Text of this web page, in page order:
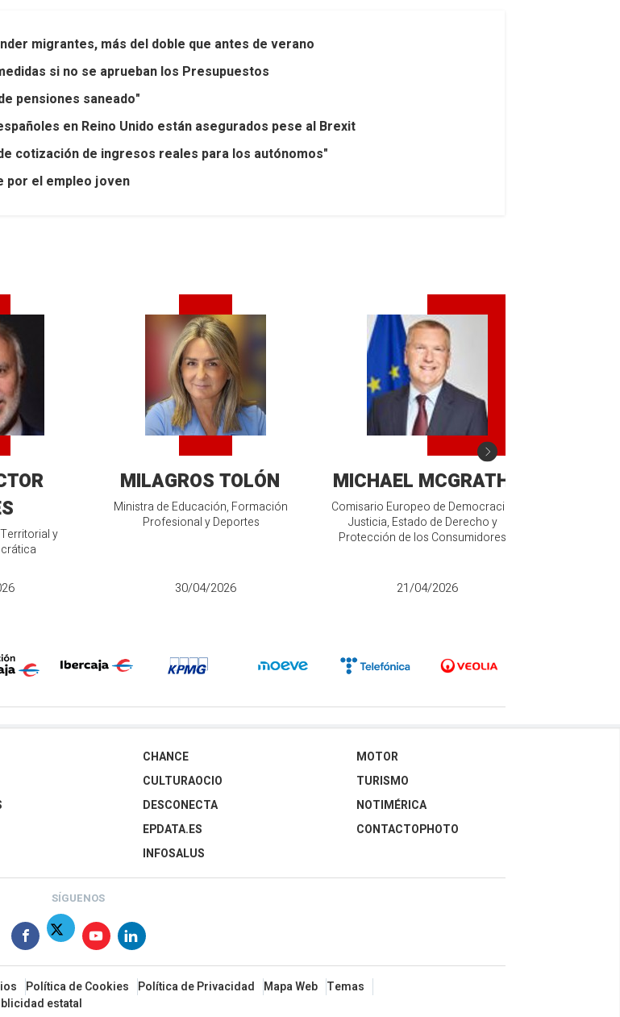
migrantes, más del doble que antes de verano
si no se aprueban los Presupuestos
pensiones saneado"
en Reino Unido están asegurados pese al Brexit
cotización de ingresos reales para los autónomos"
por el empleo joven
y
MILAGROS TOLÓN
Ministra de Educación, Formación
Profesional y Deportes
30/04/2026
MICHAEL MCGRATH
Comisario Europeo de Democracia,
Justicia, Estado de Derecho y
Protección de los Consumidores
21/04/2026
CHANCE
CULTURAOCIO
DESCONECTA
EPDATA.ES
INFOSALUS
MOTOR
TURISMO
NOTIMÉRICA
CONTACTOPHOTO
SÍGUENOS
Política de Cookies Política de Privacidad Mapa Web Temas
estatal